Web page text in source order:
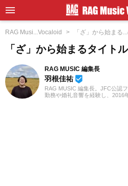
RAG Musi...Vocaloid 「ざ」から始まる
「ざ」から始まるタイト
RAG MUSIC 編集長
羽根佳祐 beenhere
RAG MUSIC 編集長。JFC公認
勤務や婚礼音響を経験し、2016